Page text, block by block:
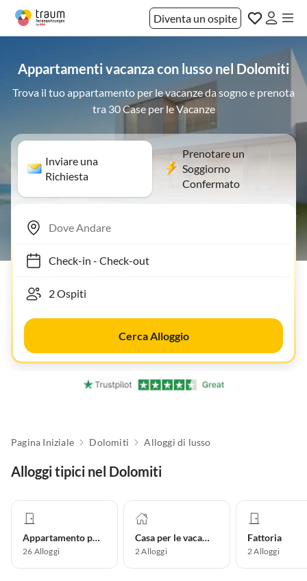
Diventa un ospite
Appartamenti vacanza con lusso nel Dolomiti
Trova il tuo appartamento per le vacanze da sogno e prenota
tra 30 Case per le Vacanze
Inviare una
Richiesta
Prenotare un
Soggiorno
Confermato
Check-in- Check-out
Cerca Alloggio
Pagina Iniziale Dolomiti Alloggi di lusso
Alloggi tipici nel Dolomiti
Appartamento per vacanze
26 Alloggi
Casa per le vacanze
2Alloggi
Fattoria
2Alloggi